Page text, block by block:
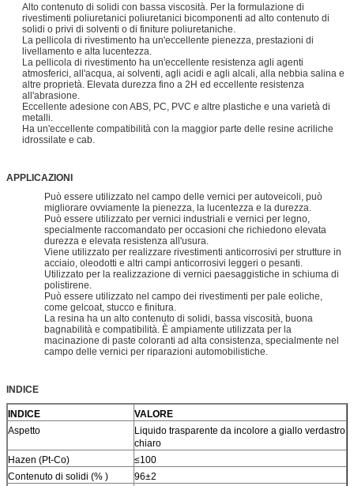
Alto contenuto di solidi con bassa viscosità. Per la formulazione di
rivestimenti poliuretanici poliuretanici bicomponenti ad alto contenuto di
solidi o privi di solventi o di finiture poliuretaniche.
La pellicola di rivestimento ha un'eccellente pienezza, prestazioni di
livellamento e alta lucentezza.
La pellicola di rivestimento ha un'eccellente resistenza agli agenti
atmosferici, all'acqua, ai solventi, agli acidi e agli alcali, alla nebbia salina e
altre proprietà. Elevata durezza fino a 2H ed eccellente resistenza
all'abrasione.
Eccellente adesione con ABS, PC, PVC e altre plastiche e una varietà di
metalli.
Ha un'eccellente compatibilità con la maggior parte delle resine acriliche
idrossilate e cab.
APPLICAZIONI
Può essere utilizzato nel campo delle vernici per autoveicoli, può
migliorare ovviamente la pienezza, la lucentezza e la durezza.
Può essere utilizzato per vernici industriali e vernici per legno,
specialmente raccomandato per occasioni che richiedono elevata
durezza e elevata resistenza all'usura.
Viene utilizzato per realizzare rivestimenti anticorrosivi per strutture in
acciaio, oleodotti e altri campi anticorrosivi leggeri o pesanti.
Utilizzato per la realizzazione di vernici paesaggistiche in schiuma di
polistirene.
Può essere utilizzato nel campo dei rivestimenti per pale eoliche,
come gelcoat, stucco e finitura.
La resina ha un alto contenuto di solidi, bassa viscosità, buona
bagnabilità e compatibilità. È ampiamente utilizzata per la
macinazione di paste coloranti ad alta consistenza, specialmente nel
campo delle vernici per riparazioni automobilistiche.
INDICE
INDICE
VALORE
Aspetto
Liquido trasparente da incolore a giallo verdastro
chiaro
Hazen (Pt-Co)
≤100
Contenuto di solidi (% )
96±2